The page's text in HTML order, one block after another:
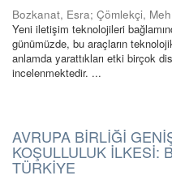
Bozkanat, Esra; Çömlekçi,
Yeni iletişim teknolojileri
günümüzde, bu araçların
anlamda yarattıkları etki birçok
incelenmektedir. ...
AVRUPA BİRLİĞİ
KOŞULLULUK İLKESİ:
TÜRKİYE